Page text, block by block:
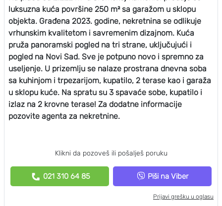
luksuzna kuća površine 250 m² sa garažom u sklopu
objekta. Građena 2023. godine, nekretnina se odlikuje
vrhunskim kvalitetom i savremenim dizajnom. Kuća
pruža panoramski pogled na tri strane, uključujući i
pogled na Novi Sad. Sve je potpuno novo i spremno za
useljenje. U prizemlju se nalaze prostrana dnevna soba
sa kuhinjom i trpezarijom, kupatilo, 2 terase kao i garaža
u sklopu kuće. Na spratu su 3 spavaće sobe, kupatilo i
izlaz na 2 krovne terase! Za dodatne informacije
pozovite agenta za nekretnine.
Klikni da pozoveš ili pošalješ poruku
021 310 64 85 Piši na Viber
Prijavi grešku u oglasu